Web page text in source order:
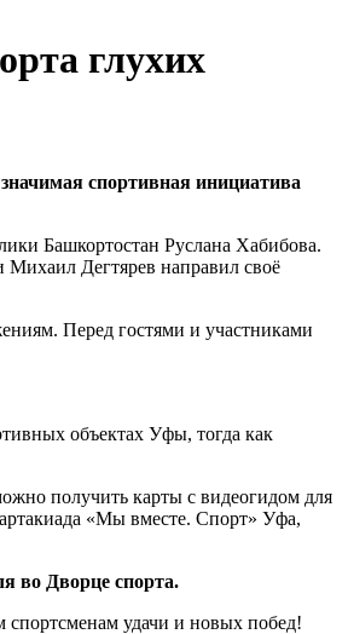
глухих
спортивная инициатива
Башкортостан Руслана Хабибова.
Дегтярев направил своё
Перед гостями и участниками
объектах Уфы, тогда как
получить карты с видеогидом для
«Мы вместе. Спорт» Уфа,
во Дворце спорта.
спортсменам удачи и новых побед!